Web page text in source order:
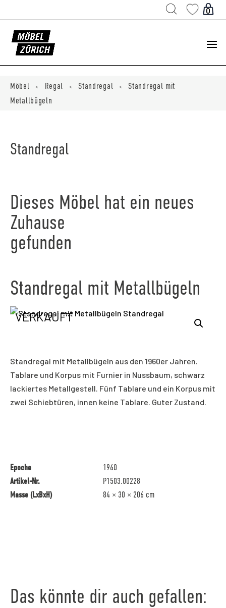
0
Möbel < Regal < Standregal <
Standregal mit
Metallbügeln
Standregal
Dieses Möbel hat ein neues
Zuhause
gefunden
Standregal mit Metallbügeln
VERKAUFT
Standregal mit Metallbügeln aus den 1960er Jahren.
Tablare und Korpus mit Furnier in Nussbaum, schwarz
lackiertes Metallgestell. Fünf Tablare und ein Korpus mit
zwei Schiebtüren, innen keine Tablare. Guter Zustand.
Epoche
1960
Artikel-Nr.
P1503.00228
Masse (LxBxH)
84 × 30 × 206 cm
Das könnte dir auch gefallen: